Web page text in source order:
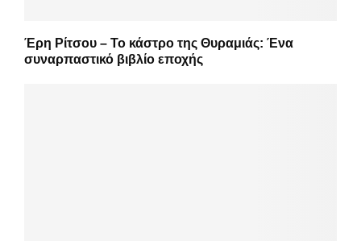
Έρη Ρίτσου – Το κάστρο της Θυραμιάς: Ένα
συναρπαστικό βιβλίο εποχής